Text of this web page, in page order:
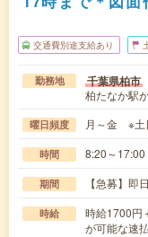
交通費別途支給あり
勤務地 千葉県柏市
柏たなか駅
曜日頻度 月～金 ※土
時間 8:20～
期間 【急募】即
時給
時給1700
が可能な速